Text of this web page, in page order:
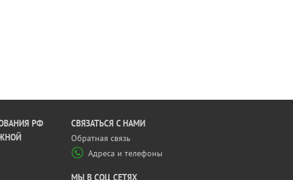
РФ
CВЯЗАТЬСЯ С НАМИ
Обратная связь
Адреса и телефоны
МЫ В СОЦ СЕТЯХ